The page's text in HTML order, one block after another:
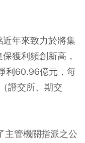
年來致力於將集
獲利頻創新高，
利60.96億元，每
證交所、期交
主管機關指派之公